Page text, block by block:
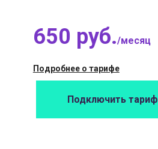
650 руб./месяц
Подробнее о тарифе
Подключить тариф